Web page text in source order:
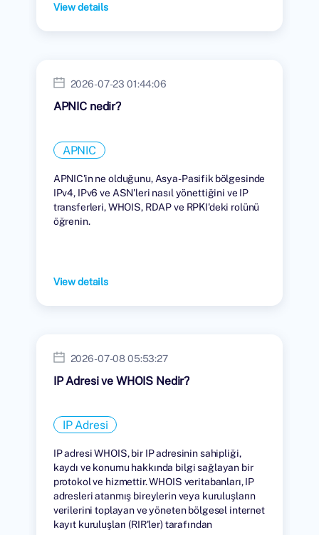
View details
2026-07-23 01:44:06
APNIC nedir?
APNIC
APNIC'in ne olduğunu, Asya-Pasifik bölgesinde
IPv4, IPv6 ve ASN'leri nasıl yönettiğini ve IP
transferleri, WHOIS, RDAP ve RPKI'deki rolünü
öğrenin.
View details
2026-07-08 05:53:27
IP Adresi ve WHOIS Nedir?
IP Adresi
IP adresi WHOIS, bir IP adresinin sahipliği,
kaydı ve konumu hakkında bilgi sağlayan bir
protokol ve hizmettir. WHOIS veritabanları, IP
adresleri atanmış bireylerin veya kuruluşların
verilerini toplayan ve yöneten bölgesel internet
kayıt kuruluşları (RIR'ler) tarafından